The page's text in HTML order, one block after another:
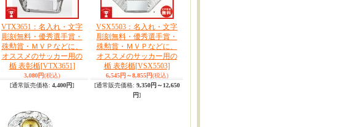
VTX3651：名入れ・文字
彫刻無料・優秀選手賞・
殊勲賞・ＭＶＰなどに、
オススメのサッカー用の
楯 表彰楯[VTX3651]
3,080円(税込)
[通常販売価格: 4,400円]
VSX5503：名入れ・文字
彫刻無料・優秀選手賞・
殊勲賞・ＭＶＰなどに、
オススメのサッカー用の
楯 表彰楯[VSX5503]
6,545円～8,855円(税込)
[通常販売価格: 9,350円～12,650
円]